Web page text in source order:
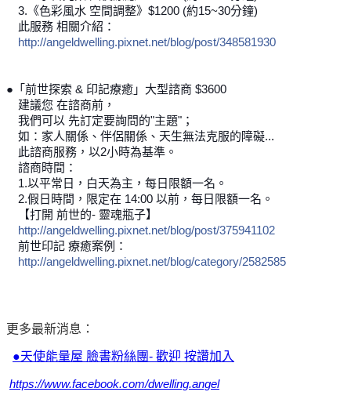
3.《色彩風水 空間調整》$1200 (約15~30分鐘)
此服務 相關介紹：
http://angeldwelling.pixnet.net/blog/post/348581930
●「前世探索 & 印記療癒」大型諮商 $3600
建議您 在諮商前，
我們可以 先訂定要詢問的"主題"；
如：家人關係、伴侶關係、天生無法克服的障礙...
此諮商服務，以2小時為基準。
諮商時間：
1.以平常日，白天為主，每日限額一名。
2.假日時間，限定在 14:00 以前，每日限額一名。
【打開 前世的- 靈魂瓶子】
http://angeldwelling.pixnet.net/blog/post/375941102
前世印記 療癒案例：
http://angeldwelling.pixnet.net/blog/category/2582585
更多最新消息：
●天使能量屋 臉書粉絲團- 歡迎 按讚加入
https://www.facebook.com/dwelling.angel